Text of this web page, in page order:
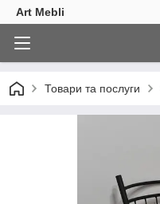
Art Mebli
Товари та послуги